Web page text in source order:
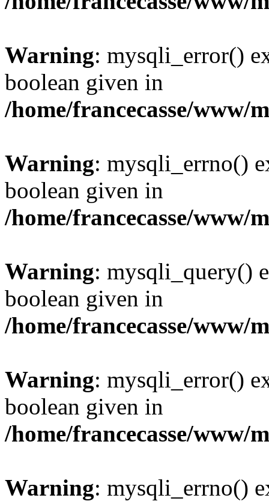
Warning: mysqli_error()
boolean given in
/home/francecasse/www/
Warning: mysqli_errno()
boolean given in
/home/francecasse/www/
Warning: mysqli_query()
boolean given in
/home/francecasse/www/
Warning: mysqli_error()
boolean given in
/home/francecasse/www/
Warning: mysqli_errno()